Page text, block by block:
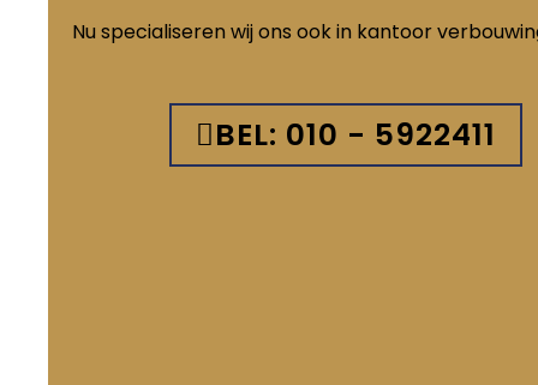
Nu specialiseren wij ons ook in kantoor
BEL: 010 - 5922411